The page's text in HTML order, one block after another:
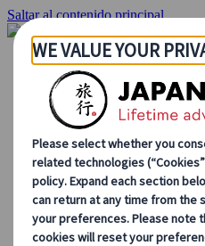
Saltar al contenido principal
Inicio
Viajes
Viajes a medida
Viajes de autor
Fly & Drive
Circuitos organizados
Excursiones
Tours de grupo a
Japan Rail Pass
Cómo trabajamos
Sobre nosotros
Nuestro equipo